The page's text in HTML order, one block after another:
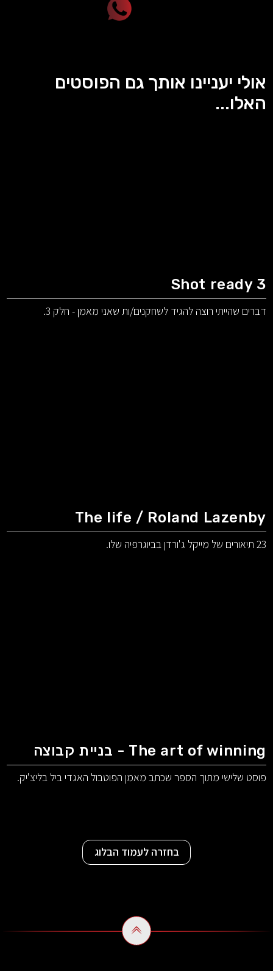
אולי יעניינו אותך גם הפוסטים
האלו...
Shot ready 3
דברים שהייתי רוצה להגיד לשחקנים/ות שאני מאמן - חלק 3.
The life / Roland Lazenby
23 תיאורים של מייקל ג'ורדן בביוגרפיה שלו.
The art of winning - בניית קבוצה
פוסט שלישי מתוך הספר שכתב מאמן הפוטבול האגדי ביל בליצ'יק.
בחזרה לעמוד הבלוג